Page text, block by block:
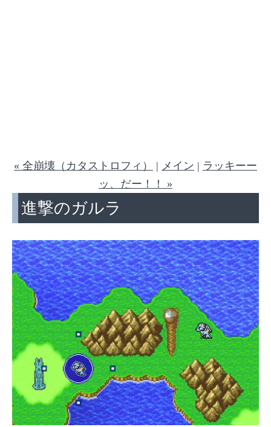
« 全崩壊（カタストロフィ） | メイン | ラッキーー
ッ、だー！！ »
進撃のガルラ